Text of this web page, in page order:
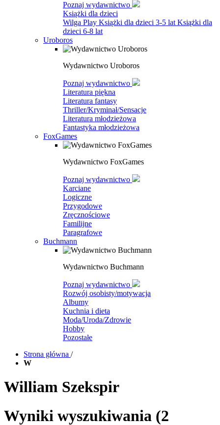
Poznaj wydawnictwo
Książki dla dzieci
Wilga Play Książki dla dzieci 3-5 lat Książki dla
dzieci 6-8 lat
Uroboros
Wydawnictwo Uroboros
Poznaj wydawnictwo
Literatura piękna
Literatura fantasy
Thriller/Kryminał/Sensacje
Literatura młodzieżowa
Fantastyka młodzieżowa
FoxGames
Wydawnictwo FoxGames
Poznaj wydawnictwo
Karciane
Logiczne
Przygodowe
Zręcznościowe
Familijne
Paragrafowe
Buchmann
Wydawnictwo Buchmann
Poznaj wydawnictwo
Rozwój osobisty/motywacja
Albumy
Kuchnia i dieta
Moda/Uroda/Zdrowie
Hobby
Pozostałe
Strona główna /
W
William Szekspir
Wyniki wyszukiwania (2